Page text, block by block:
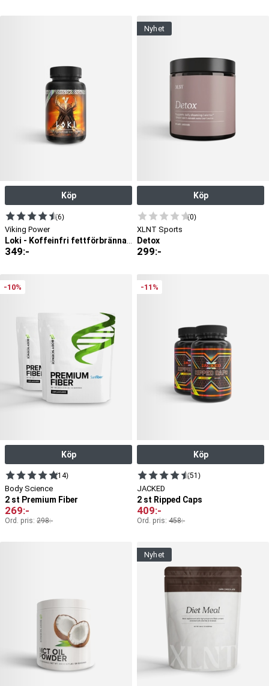
Köp
(6)
Viking Power
Loki - Koffeinfri fettförbrännare
349:-
nyhet
Köp
(0)
XLNT Sports
Detox
299:-
-10%
Köp
(14)
Body Science
2 st Premium Fiber
269:-
Ord. pris: 298:-
-11%
Köp
(51)
JACKED
2 st Ripped Caps
409:-
Ord. pris: 458:-
nyhet